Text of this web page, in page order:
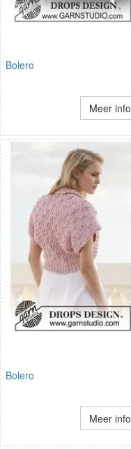
Bolero
Meer info
Bolero
Meer info